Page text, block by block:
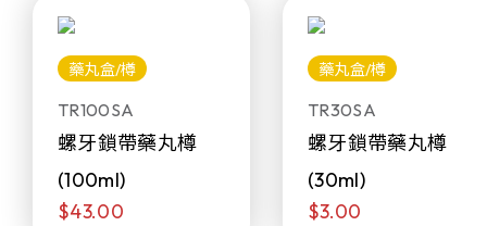
藥丸盒/樽
TR100SA
螺牙鎖帶藥丸樽
(100ml)
$43.00
藥丸盒/樽
TR30SA
螺牙鎖帶藥丸樽
(30ml)
$3.00